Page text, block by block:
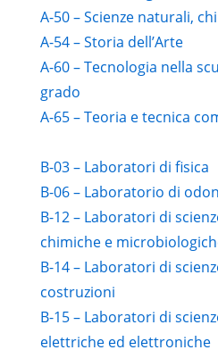
A-50 – Scienze naturali,
A-54 – Storia dell’Arte
A-60 – Tecnologia nella
grado
A-65 – Teoria e tecnica
B-03 – Laboratori di fisica
B-06 – Laboratorio di
B-12 – Laboratori di
chimiche e
B-14 – Laboratori di
costruzioni
B-15 – Laboratori di
elettriche ed elettroniche